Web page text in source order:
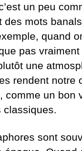
un peu
des mots
quand
pas
une
rendent notre
comme un bon
classiques.
sont